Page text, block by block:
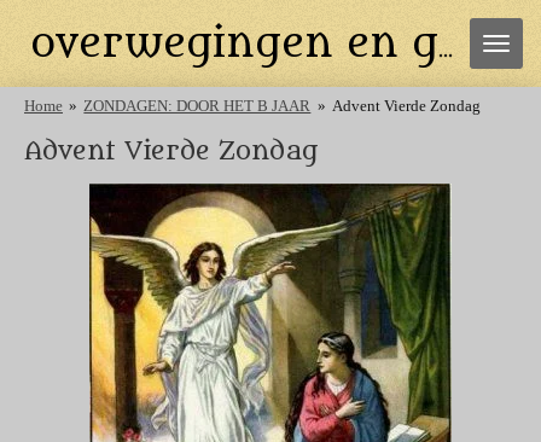
direct
de
overwegingen en gebeden
Home » ZONDAGEN: DOOR HET B JAAR » Advent Vierde Zondag
Advent Vierde Zondag